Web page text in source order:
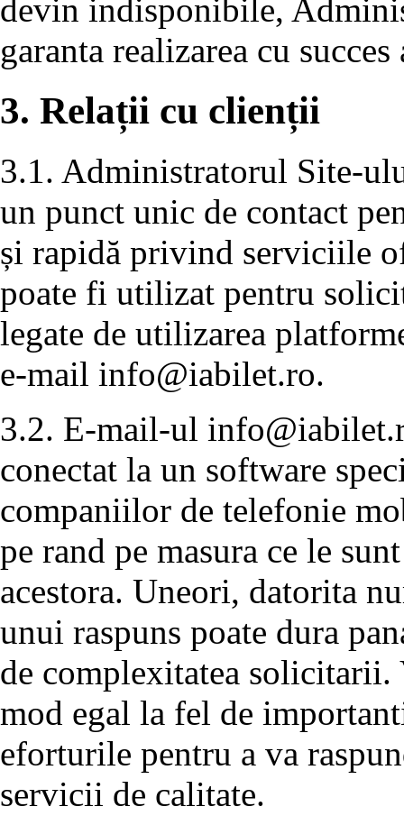
devin indisponibile,
garanta realizarea cu
3. Relații cu clienții
3.1. Administratorul Site-
un punct unic de contact
și rapidă privind serviciile
poate fi utilizat pentru
legate de utilizarea
e-mail info@iabilet.ro.
3.2. E-mail-ul
conectat la un software
companiilor de telefonie
pe rand pe masura ce le
acestora. Uneori, datorita
unui raspuns poate dura
de complexitatea
mod egal la fel de
eforturile pentru a va
servicii de calitate.